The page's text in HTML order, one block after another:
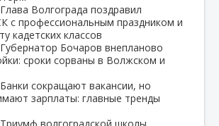
Глава Волгограда поздравил
с профессиональным праздником и
кадетских классов
Губернатор Бочаров внепланово
сроки сорваны в Волжском и
Банки сокращают вакансии, но
зарплаты: главные тренды